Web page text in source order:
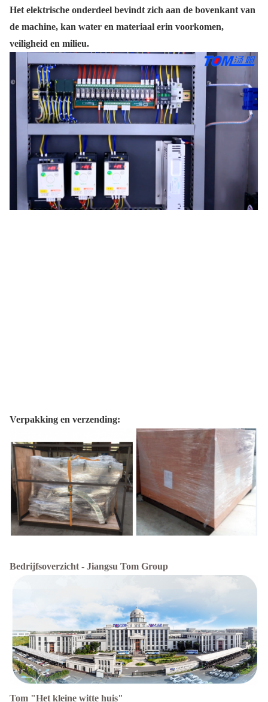
Het elektrische onderdeel bevindt zich aan de bovenkant van
de machine, kan water en materiaal erin voorkomen,
veiligheid en milieu.
Verpakking en verzending:
Bedrijfsoverzicht - Jiangsu Tom Group
Tom "Het kleine witte huis"